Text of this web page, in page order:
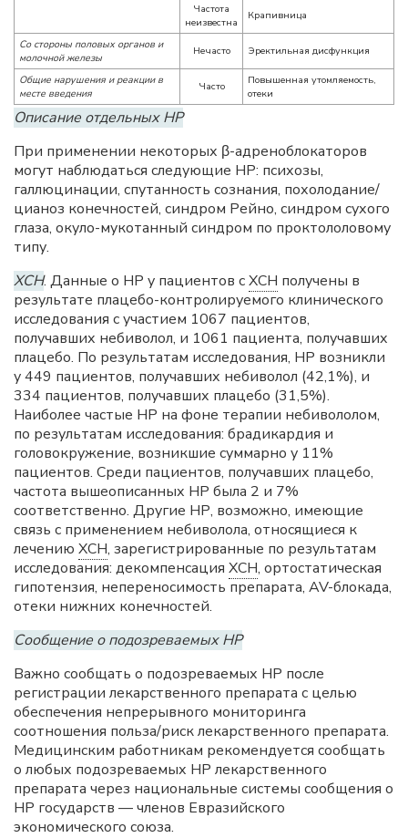
Частота
неизвестна
Крапивница
Со стороны половых органов и
молочной железы
Нечасто Эректильная дисфункция
Общие нарушения и реакции в
месте введения
Часто
Повышенная утомляемость,
отеки
Описание отдельных НР
При применении некоторых β-адреноблокаторов
могут наблюдаться следующие НР: психозы,
галлюцинации, спутанность сознания, похолодание/
цианоз конечностей, синдром Рейно, синдром сухого
глаза, окуло-мукотанный синдром по проктололовому
типу.
ХСН. Данные о НР у пациентов сХСН получены в
результате плацебо-контролируемого клинического
исследования с участием 1067 пациентов,
получавших небиволол, и 1061 пациента, получавших
плацебо. По результатам исследования, НР возникли
у 449 пациентов, получавших небиволол (42,1%), и
334 пациентов, получавших плацебо (31,5%).
Наиболее частые НР на фоне терапии небивололом,
по результатам исследования: брадикардия и
головокружение, возникшие суммарно у 11%
пациентов. Среди пациентов, получавших плацебо,
частота вышеописанных НР была 2 и 7%
соответственно. Другие НР, возможно, имеющие
связь с применением небиволола, относящиеся к
лечению ХСН, зарегистрированные по результатам
исследования: декомпенсация ХСН, ортостатическая
гипотензия, непереносимость препарата, AV-блокада,
отеки нижних конечностей.
Сообщение о подозреваемых НР
Важно сообщать о подозреваемых НР после
регистрации лекарственного препарата с целью
обеспечения непрерывного мониторинга
соотношения польза/риск лекарственного препарата.
Медицинским работникам рекомендуется сообщать
о любых подозреваемых НР лекарственного
препарата через национальные системы сообщения о
НР государств — членов Евразийского
экономического союза.